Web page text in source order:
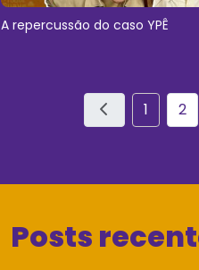
A repercussão do caso YPÊ
1 2
Posts